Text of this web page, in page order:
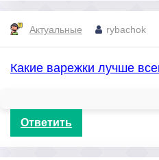
Актуальные rybachok
Какие варежки лучше
Ответить